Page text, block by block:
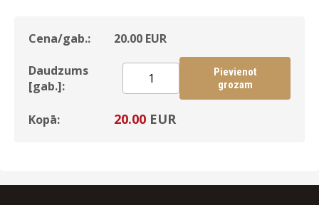
Cena/gab.: 20.00 EUR
Daudzums
[gab.]:
Pievienot
grozam
Kopā: 20.00 EUR